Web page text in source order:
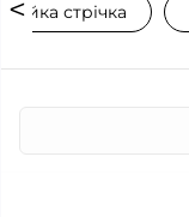
стрічка